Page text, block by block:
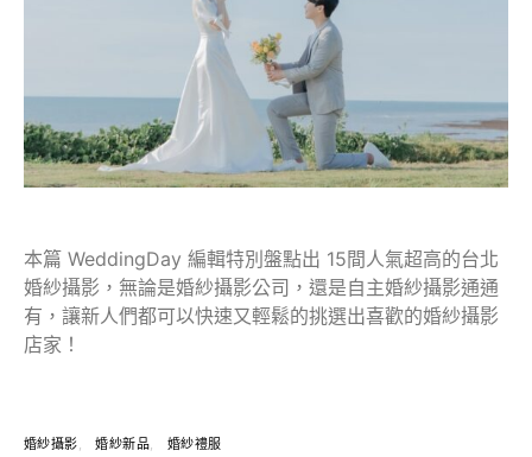
本篇 WeddingDay 編輯特別盤點出 15間人氣超高的台北
婚紗攝影，無論是婚紗攝影公司，還是自主婚紗攝影通通
有，讓新人們都可以快速又輕鬆的挑選出喜歡的婚紗攝影
店家！
婚紗攝影 婚紗新品 婚紗禮服